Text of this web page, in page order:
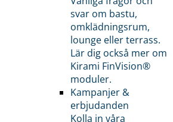
svar om bastu,
omklädningsrum,
lounge eller terrass.
Lär dig också mer om
Kirami FinVision®
moduler.
Kampanjer &
erbjudanden
Kolla in våra